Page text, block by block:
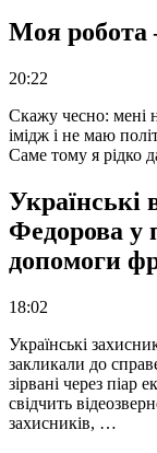
Моя робота
20:22
Скажу чесно: мені
імідж і не маю
Саме тому я рідко
Українські
Федорова у
допомоги
18:02
Українські
закликали до
зірвані через піар
свідчить
захисників, …